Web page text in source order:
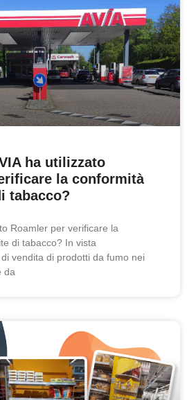
ha utilizzato
la conformità
tabacco?
Roamler per verificare la
di tabacco? In vista
vendita di prodotti da fumo nei
da